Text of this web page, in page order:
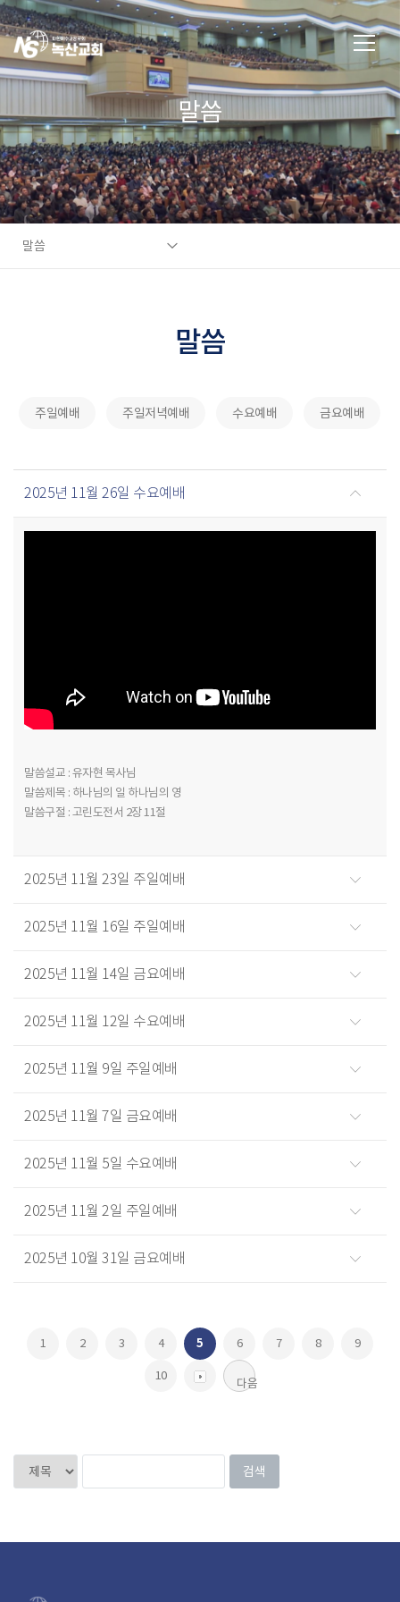
말씀
말씀
말씀
주일예배 주일저녁예배 수요예배 금요예배
2025년 11월 26일 수요예배
말씀설교 : 유자현 목사님
말씀제목 : 하나님의 일 하나님의 영
말씀구절 : 고린도전서 2장 11절
2025년 11월 23일 주일예배
2025년 11월 16일 주일예배
2025년 11월 14일 금요예배
2025년 11월 12일 수요예배
2025년 11월 9일 주일예배
2025년 11월 7일 금요예배
2025년 11월 5일 수요예배
2025년 11월 2일 주일예배
2025년 10월 31일 금요예배
1 2 3 4 5 6 7 8 9
10
다음